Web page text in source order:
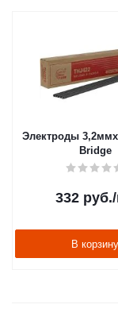
Электроды
Bridge
332руб.
В корзину